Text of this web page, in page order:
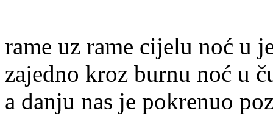
rame uz rame cijelu noć u
zajedno kroz burnu noć u
a danju nas je pokrenuo